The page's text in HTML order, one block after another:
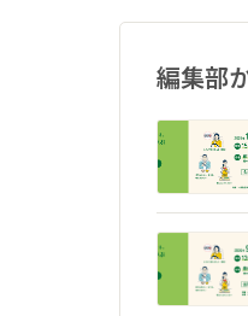
編集部